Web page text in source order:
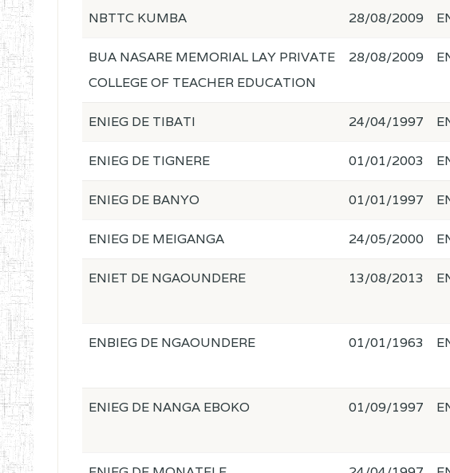
NBTTC KUMBA 28/08/2009
BUA NASARE MEMORIAL LAY PRIVATE
COLLEGE OF TEACHER EDUCATION
28/08/2009
ENIEG DE TIBATI 24/04/1997
ENIEG DE TIGNERE 01/01/2003
ENIEG DE BANYO 01/01/1997
ENIEG DE MEIGANGA 24/05/2000
ENIET DE NGAOUNDERE 13/08/2013
ENBIEG DE NGAOUNDERE 01/01/1963
ENIEG DE NANGA EBOKO 01/09/1997